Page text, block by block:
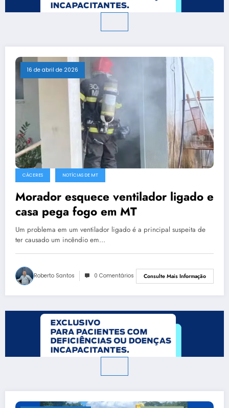
16 de abril de 2026
CÁCERES NOTÍCIAS DE MT
Morador esquece ventilador ligado e
casa pega fogo em MT
Um problema em um ventilador ligado é a principal suspeita de
ter causado um incêndio em…
Roberto Santos 0 Comentários Consulte Mais Informação